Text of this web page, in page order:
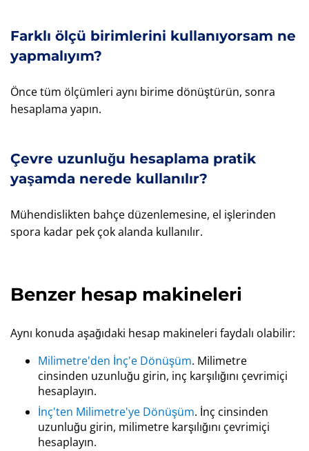
Farklı ölçü birimlerini kullanıyorsam ne
yapmalıyım?
Önce tüm ölçümleri aynı birime dönüştürün, sonra
hesaplama yapın.
Çevre uzunluğu hesaplama pratik
yaşamda nerede kullanılır?
Mühendislikten bahçe düzenlemesine, el işlerinden
spora kadar pek çok alanda kullanılır.
Benzer hesap makineleri
Aynı konuda aşağıdaki hesap makineleri faydalı olabilir:
Milimetre'den İnç'e Dönüşüm. Milimetre
cinsinden uzunluğu girin, inç karşılığını çevrimiçi
hesaplayın.
İnç'ten Milimetre'ye Dönüşüm. İnç cinsinden
uzunluğu girin, milimetre karşılığını çevrimiçi
hesaplayın.